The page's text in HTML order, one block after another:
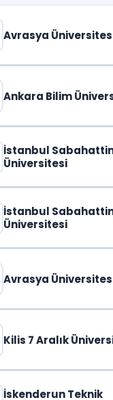
Avrasya
Ankara Bilim
İstanbul
Üniversitesi
İstanbul
Üniversitesi
Avrasya
Kilis 7 Aralık
İskenderun Teknik